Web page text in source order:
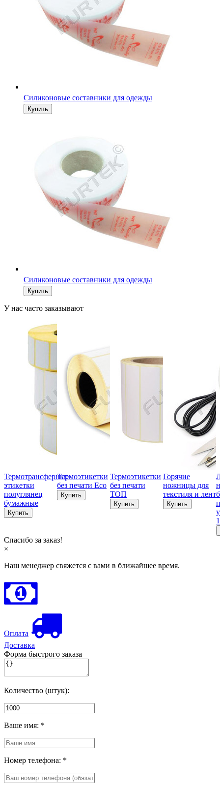
Силиконовые составники для одежды
Силиконовые составники для одежды
У нас часто заказывают
Термотрансферные
этикетки
полуглянец
бумажные
Термоэтикетки
без печати Eco
Термоэтикетки
без печати
ТОП
Горячие
ножницы для
текстиля и лент
Спасибо за заказ!
×
Наш менеджер свяжется с вами в ближайшее время.
Оплата
Доставка
Форма быстрого заказа
Количество (штук):
Ваше имя: *
Номер телефона: *